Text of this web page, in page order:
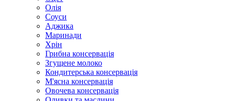
Олія
Соуси
Аджика
Маринади
Хрін
Грибна консервація
Згущене молоко
Кондитерська консервація
М'ясна консервація
Овочева консервація